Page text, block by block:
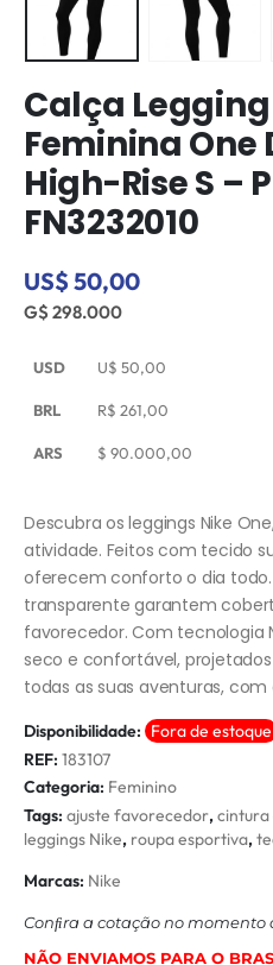
Calça
Feminina One
High-Rise S –
FN3232010
US$ 50,00
G$ 298.000
USD U$ 50,00
BRL R$ 261,00
ARS $ 90.000,00
Descubra os leggings Nike
atividade. Feitos com tecido
oferecem conforto o dia
transparente garantem
favorecedor. Com tecnologia
seco e confortável,
todas as suas aventuras,
Disponibilidade: Fora de estoque
REF: 183107
Categoria: Feminino
Tags: ajuste favorecedor,cintura
leggings Nike, roupa esportiva,
Marcas: Nike
Conﬁra a cotação no momento
NÃO ENVIAMOS PARA O